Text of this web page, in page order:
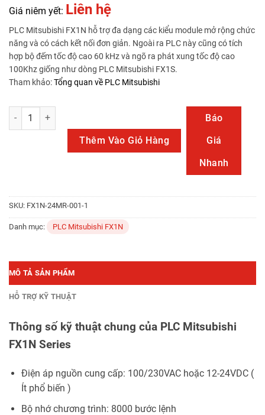
Giá niêm yết: Liên hệ
PLC Mitsubishi FX1N hỗ trợ đa dạng các kiểu module mở rộng chức
năng và có cách kết nối đơn giản. Ngoài ra PLC này cũng có tích
hợp bộ đếm tốc độ cao 60 kHz và ngõ ra phát xung tốc độ cao
100Khz giống như dòng PLC Mitsubishi FX1S.
Tham khảo:Tổng quan về PLC Mitsubishi
FX1N-14MT-ESS/UL số lượng
Thêm Vào Giỏ Hàng
Báo
Giá
Nhanh
SKU: FX1N-24MR-001-1
Danh mục: PLC Mitsubishi FX1N
MÔ TẢ SẢN PHẨM
HỖ TRỢ KỸ THUẬT
Thông số kỹ thuật chung của PLC Mitsubishi
FX1N Series
Điện áp nguồn cung cấp: 100/230VAC hoặc 12-24VDC (
Ít phổ biến )
Bộ nhớ chương trình: 8000 bước lệnh